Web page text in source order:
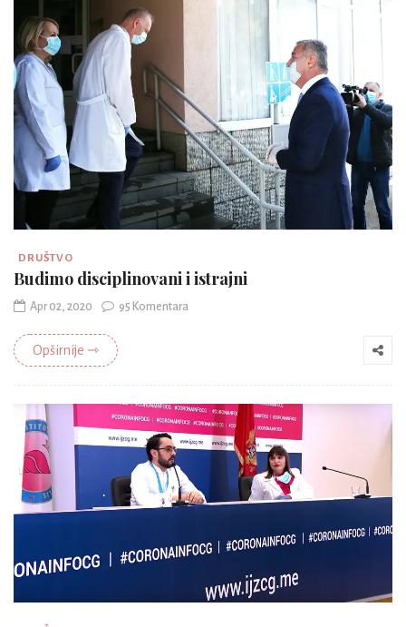
DRUŠTVO
Budimo disciplinovani i istrajni
Apr 02, 2020 95 Komentara
Opširnije ⇾